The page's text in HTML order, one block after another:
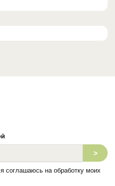
>
соглашаюсь на обработку моих